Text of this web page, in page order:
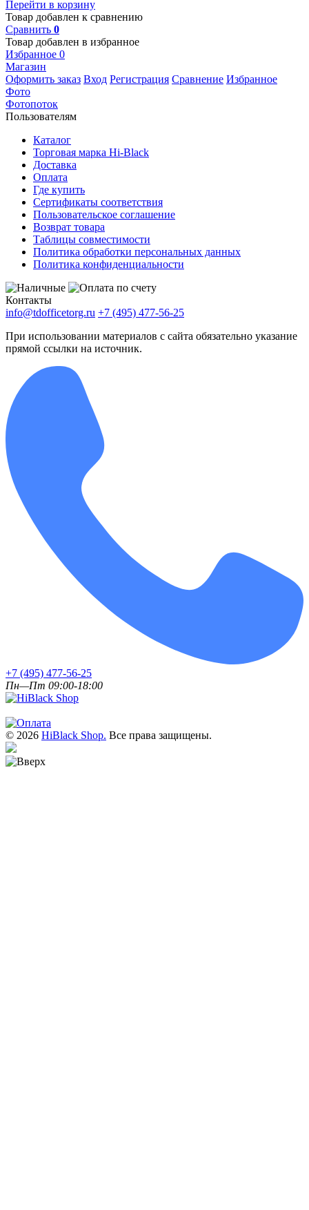
Перейти в корзину
Товар добавлен к сравнению
Сравнить 0
Товар добавлен в избранное
Избранное 0
Магазин
Оформить заказ Вход Регистрация Сравнение Избранное
Фото
Фотопоток
Пользователям
Каталог
Торговая марка Hi-Black
Доставка
Оплата
Где купить
Сертификаты соответствия
Пользовательское соглашение
Возврат товара
Таблицы совместимости
Политика обработки персональных данных
Политика конфиденциальности
Контакты
info@tdofficetorg.ru +7 (495) 477-56-25
При использовании материалов с сайта обязательно указание
прямой ссылки на источник.
+7 (495) 477-56-25
Пн—Пт 09:00-18:00
© 2026 HiBlack Shop. Все права защищены.